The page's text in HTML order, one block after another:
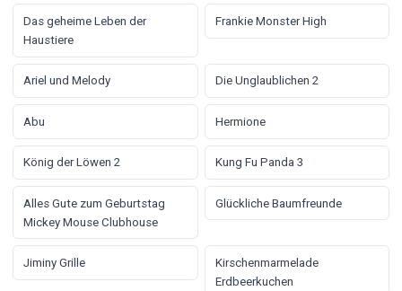
Das geheime Leben der
Haustiere
Frankie Monster High
Ariel und Melody Die Unglaublichen 2
Abu Hermione
König der Löwen 2 Kung Fu Panda 3
Alles Gute zum Geburtstag
Mickey Mouse Clubhouse
Glückliche Baumfreunde
Jiminy Grille
Kirschenmarmelade
Erdbeerkuchen